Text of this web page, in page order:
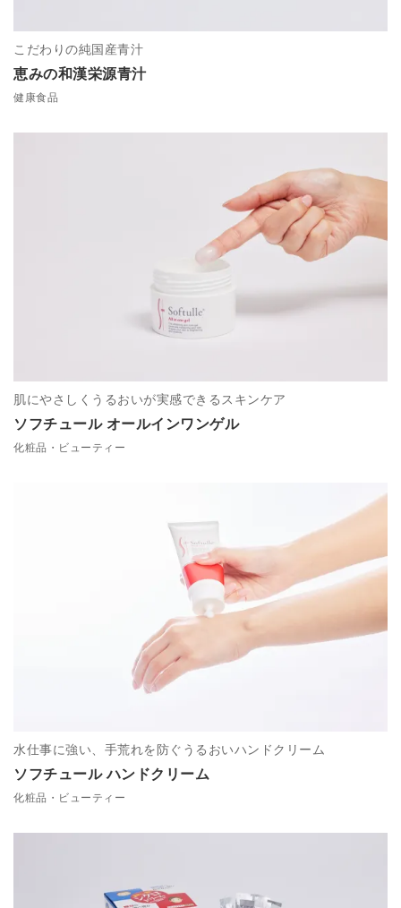
恵みの和漢栄源青汁
こだわりの純国産青汁
健康食品
ソフチュール オールインワンゲル
肌にやさしくうるおいが実感できるスキンケア
化粧品・ビューティー
ソフチュール ハンドクリーム
水仕事に強い、手荒れを防ぐうるおいハンドクリーム
化粧品・ビューティー